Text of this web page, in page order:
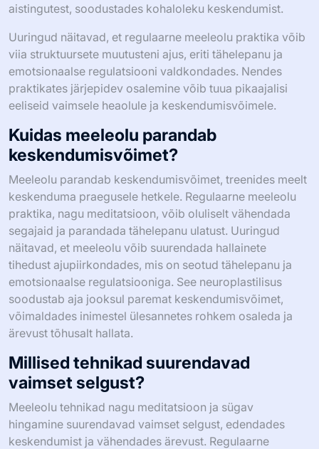
aistingutest, soodustades kohaloleku keskendumist.
Uuringud näitavad, et regulaarne meeleolu praktika võib
viia struktuursete muutusteni ajus, eriti tähelepanu ja
emotsionaalse regulatsiooni valdkondades. Nendes
praktikates järjepidev osalemine võib tuua pikaajalisi
eeliseid vaimsele heaolule ja keskendumisvõimele.
Kuidas meeleolu parandab
keskendumisvõimet?
Meeleolu parandab keskendumisvõimet, treenides meelt
keskenduma praegusele hetkele. Regulaarne meeleolu
praktika, nagu meditatsioon, võib oluliselt vähendada
segajaid ja parandada tähelepanu ulatust. Uuringud
näitavad, et meeleolu võib suurendada hallainete
tihedust ajupiirkondades, mis on seotud tähelepanu ja
emotsionaalse regulatsiooniga. See neuroplastilisus
soodustab aja jooksul paremat keskendumisvõimet,
võimaldades inimestel ülesannetes rohkem osaleda ja
ärevust tõhusalt hallata.
Millised tehnikad suurendavad
vaimset selgust?
Meeleolu tehnikad nagu meditatsioon ja sügav
hingamine suurendavad vaimset selgust, edendades
keskendumist ja vähendades ärevust. Regulaarne